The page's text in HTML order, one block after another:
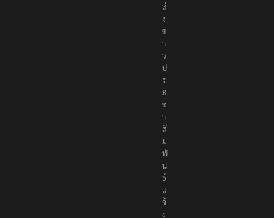
ส่
ง
ข่
า
ว
ป
ร
ะ
ช
า
สั
ม
พั
น
ธ์
แ
จ้
ง